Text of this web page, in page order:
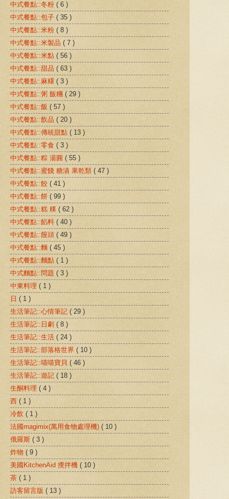
中式餐點::冬粉 ( 6 )
中式餐點::包子 ( 35 )
中式餐點::米粉 ( 8 )
中式餐點::米製品 ( 7 )
中式餐點::米點 ( 56 )
中式餐點::甜品 ( 63 )
中式餐點::麻糬 ( 3 )
中式餐點::粥 飯糰 ( 29 )
中式餐點::飯 ( 57 )
中式餐點::飲品 ( 20 )
中式餐點::傳統甜點 ( 13 )
中式餐點::零食 ( 3 )
中式餐點::粽 湯圓 ( 55 )
中式餐點::蜜餞 糖漬 果乾類 ( 47 )
中式餐點::餃 ( 41 )
中式餐點::餅 ( 99 )
中式餐點::糕 粿 ( 62 )
中式餐點::餡料 ( 40 )
中式餐點::饅頭 ( 49 )
中式餐點::麵 ( 45 )
中式餐點::麵點 ( 1 )
中式麵點::問題 ( 3 )
中東料理 ( 1 )
日 ( 1 )
生活筆記::心情筆記 ( 29 )
生活筆記::日劇 ( 8 )
生活筆記::生活 ( 24 )
生活筆記::部落格世界 ( 10 )
生活筆記::喵喵寶貝 ( 46 )
生活筆記::遊記 ( 18 )
生酮料理 ( 4 )
西 ( 1 )
冷飲 ( 1 )
法國magimix(萬用食物處理機) ( 10 )
俄羅斯 ( 3 )
炸物 ( 9 )
美國KitchenAid 攪拌機 ( 10 )
茶 ( 1 )
訪客留言版 ( 13 )